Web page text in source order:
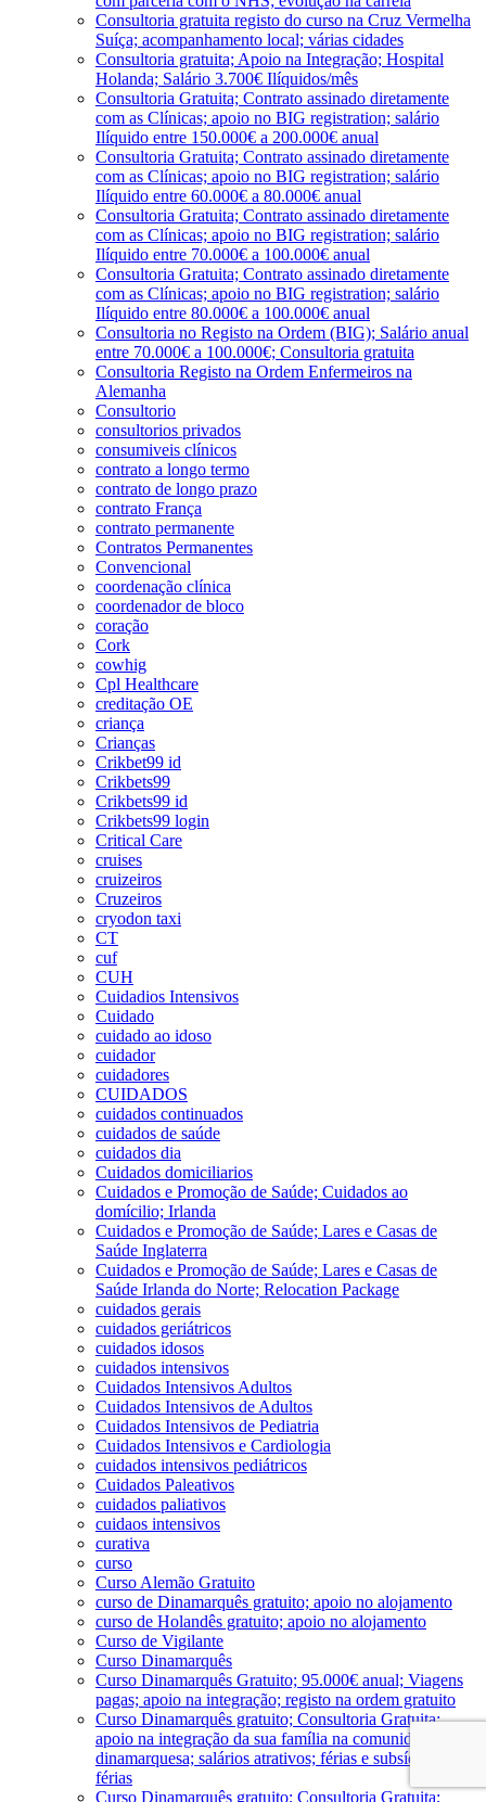
Consultoria gratuita registo do curso na Cruz Vermelha
Suíça; acompanhamento local; várias cidades
Consultoria gratuita; Apoio na Integração; Hospital
Holanda; Salário 3.700€ Ilíquidos/mês
Consultoria Gratuita; Contrato assinado diretamente
com as Clínicas; apoio no BIG registration; salário
Ilíquido entre 150.000€ a 200.000€ anual
Consultoria Gratuita; Contrato assinado diretamente
com as Clínicas; apoio no BIG registration; salário
Ilíquido entre 60.000€ a 80.000€ anual
Consultoria Gratuita; Contrato assinado diretamente
com as Clínicas; apoio no BIG registration; salário
Ilíquido entre 70.000€ a 100.000€ anual
Consultoria Gratuita; Contrato assinado diretamente
com as Clínicas; apoio no BIG registration; salário
Ilíquido entre 80.000€ a 100.000€ anual
Consultoria no Registo na Ordem (BIG); Salário anual
entre 70.000€ a 100.000€; Consultoria gratuita
Consultoria Registo na Ordem Enfermeiros na
Alemanha
Consultorio
consultorios privados
consumiveis clínicos
contrato a longo termo
contrato de longo prazo
contrato França
contrato permanente
Contratos Permanentes
Convencional
coordenação clínica
coordenador de bloco
coração
Cork
cowhig
Cpl Healthcare
creditação OE
criança
Crianças
Crikbet99 id
Crikbets99
Crikbets99 id
Crikbets99 login
Critical Care
cruises
cruizeiros
Cruzeiros
cryodon taxi
CT
cuf
CUH
Cuidadios Intensivos
Cuidado
cuidado ao idoso
cuidador
cuidadores
CUIDADOS
cuidados continuados
cuidados de saúde
cuidados dia
Cuidados domiciliarios
Cuidados e Promoção de Saúde; Cuidados ao
domícilio; Irlanda
Cuidados e Promoção de Saúde; Lares e Casas de
Saúde Inglaterra
Cuidados e Promoção de Saúde; Lares e Casas de
Saúde Irlanda do Norte; Relocation Package
cuidados gerais
cuidados geriátricos
cuidados idosos
cuidados intensivos
Cuidados Intensivos Adultos
Cuidados Intensivos de Adultos
Cuidados Intensivos de Pediatria
Cuidados Intensivos e Cardiologia
cuidados intensivos pediátricos
Cuidados Paleativos
cuidados paliativos
cuidaos intensivos
curativa
curso
Curso Alemão Gratuito
curso de Dinamarquês gratuito; apoio no alojamento
curso de Holandês gratuito; apoio no alojamento
Curso de Vigilante
Curso Dinamarquês
Curso Dinamarquês Gratuito; 95.000€ anual; Viagens
pagas; apoio na integração; registo na ordem gratuito
Curso Dinamarquês gratuito; Consultoria Gratuita;
apoio na integração da sua família na comunidade
dinamarquesa; salários atrativos; férias e subsído de
férias
Curso Dinamarquês gratuito; Consultoria Gratuita;